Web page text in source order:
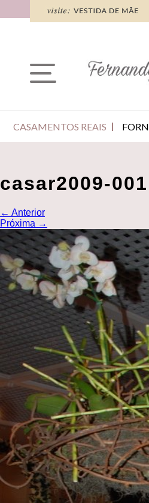
CASAMENTOS REAIS
casar2009-001
← Anterior
Próxima →